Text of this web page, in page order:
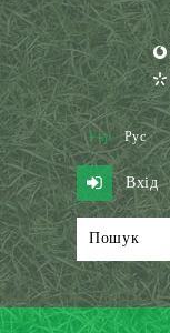
Укр Рус
Вхід